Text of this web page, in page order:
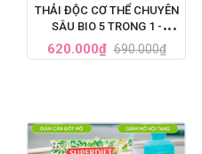
THẢI ĐỘC CƠ THỂ CHUYÊN
SÂU BIO 5 TRONG 1 -
SUPERDIET DRAINAFLORE
BIO DÉTOX
620.000₫ 690.000₫